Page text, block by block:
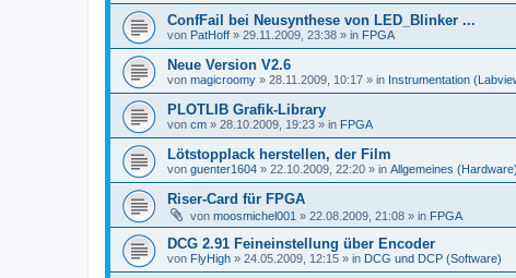
ConfFail bei Neusynthese von LED_Blinker ...
von PatHoff » 29.11.2009, 23:38 » in FPGA
Neue Version V2.6
von magicroomy » 28.11.2009, 10:17 » in Instrumentation
PLOTLIB Grafik-Library
von cm » 28.10.2009, 19:23 » in FPGA
Lötstopplack herstellen, der Film
von guenter1604 » 22.10.2009, 22:20 » in Allgemeines (Hardware)
Riser-Card für FPGA
von moosmichel001 » 22.08.2009, 21:08 » in FPGA
DCG 2.91 Feineinstellung über Encoder
von FlyHigh » 24.05.2009, 12:15 » in DCG und DCP (Software)